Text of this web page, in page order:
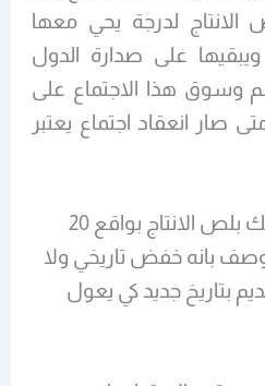
الانتاج لدرجة يحي معها
على صدارة الدول
وسوق هذا الاجتماع على
صار انعقاد اجتماع يعتبر
بعد الاجتماع خفضت اوبك بلص الانتاج بواقع 20
بانه خفض تاريخي ولا
بتاريخ جديد كي يعول